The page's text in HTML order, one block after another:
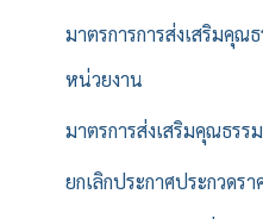
มาตรการการส่งเสริมคุณ
หน่วยงาน
มาตรการส่งเสริมคุณธรร
ยกเลิกประกาศประกวดรา